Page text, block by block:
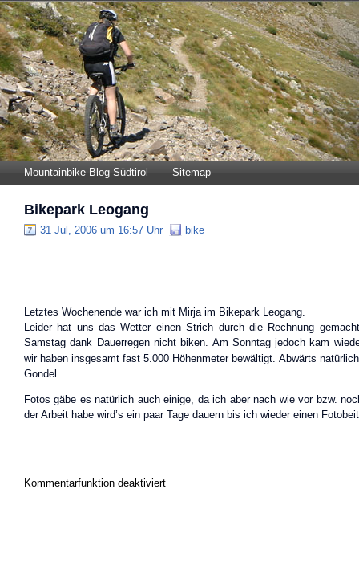
Mountainbike Blog Südtirol Sitemap
Bikepark Leogang
31 Jul, 2006 um 16:57 Uhr bike
Letztes Wochenende war ich mit Mirja im Bikepark Leogang.
Leider hat uns das Wetter einen Strich durch die Rechnung
Samstag dank Dauerregen nicht biken. Am Sonntag jedoch kam
wir haben insgesamt fast 5.000 Höhenmeter bewältigt. Abwärts
Gondel….
Fotos gäbe es natürlich auch einige, da ich aber nach wie vor bzw.
der Arbeit habe wird’s ein paar Tage dauern bis ich wieder einen
Kommentarfunktion deaktiviert